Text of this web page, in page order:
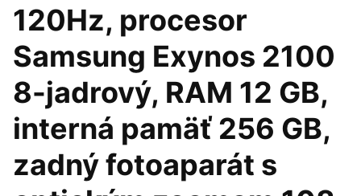
120Hz, procesor
Samsung Exynos 2100
8-jadrový, RAM 12 GB,
interná pamäť 256 GB,
zadný fotoaparát s